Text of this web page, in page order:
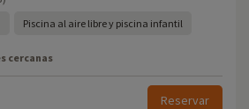
Piscina al aire libre y piscina infantil
cercanas
Reservar